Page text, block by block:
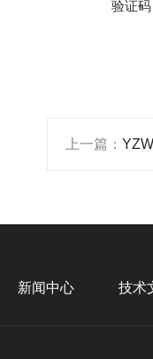
验证码
上一篇：
新闻中心 技术